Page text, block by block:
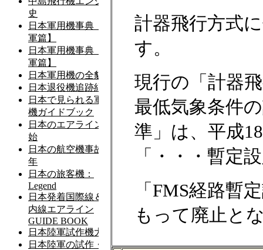
計器飛行方式
す。
現行の「計器
最低気象条件
準」は、平成
「・・・暫定
「FMS経路暫
もって廃止と